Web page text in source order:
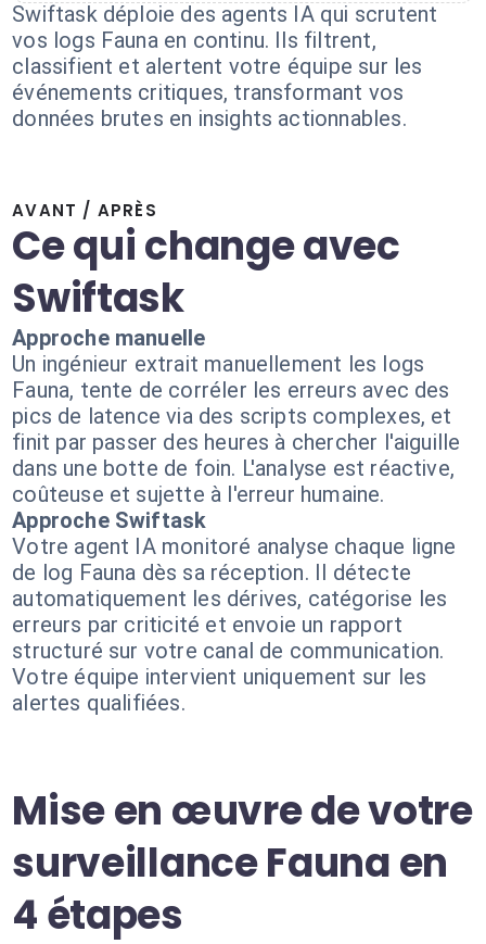
Swiftask déploie des agents IA qui scrutent
vos logs Fauna en continu. Ils filtrent,
classifient et alertent votre équipe sur les
événements critiques, transformant vos
données brutes en insights actionnables.
AVANT / APRÈS
Ce qui change avec
Swiftask
Approche manuelle
Un ingénieur extrait manuellement les logs
Fauna, tente de corréler les erreurs avec des
pics de latence via des scripts complexes, et
finit par passer des heures à chercher l'aiguille
dans une botte de foin. L'analyse est réactive,
coûteuse et sujette à l'erreur humaine.
Approche Swiftask
Votre agent IA monitoré analyse chaque ligne
de log Fauna dès sa réception. Il détecte
automatiquement les dérives, catégorise les
erreurs par criticité et envoie un rapport
structuré sur votre canal de communication.
Votre équipe intervient uniquement sur les
alertes qualifiées.
Mise en œuvre de votre
surveillance Fauna en
4 étapes